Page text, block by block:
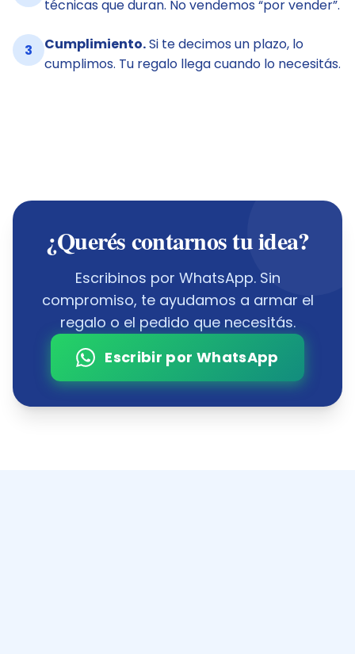
técnicas que duran. No vendemos “por vender”.
3 Cumplimiento.Si te decimos un plazo, lo
cumplimos. Tu regalo llega cuando lo necesitás.
¿Querés contarnos tu idea?
Escribinos por WhatsApp. Sin
compromiso, te ayudamos a armar el
regalo o el pedido que necesitás.
Escribir por WhatsApp